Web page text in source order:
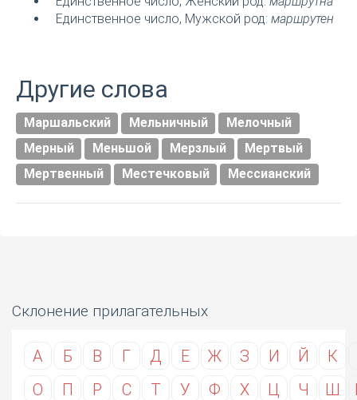
Единственное число, Мужской род: маршрутен
Другие слова
Маршальский Мельничный
Мелочный
Мерный
Меньшой Мерзлый
Мертвый
Мертвенный
Местечковый Мессианский
Склонение прилагательных
А Б В Г Д Е Ж З И Й К
О
П Р С Т У Ф Х Ц Ч Ш